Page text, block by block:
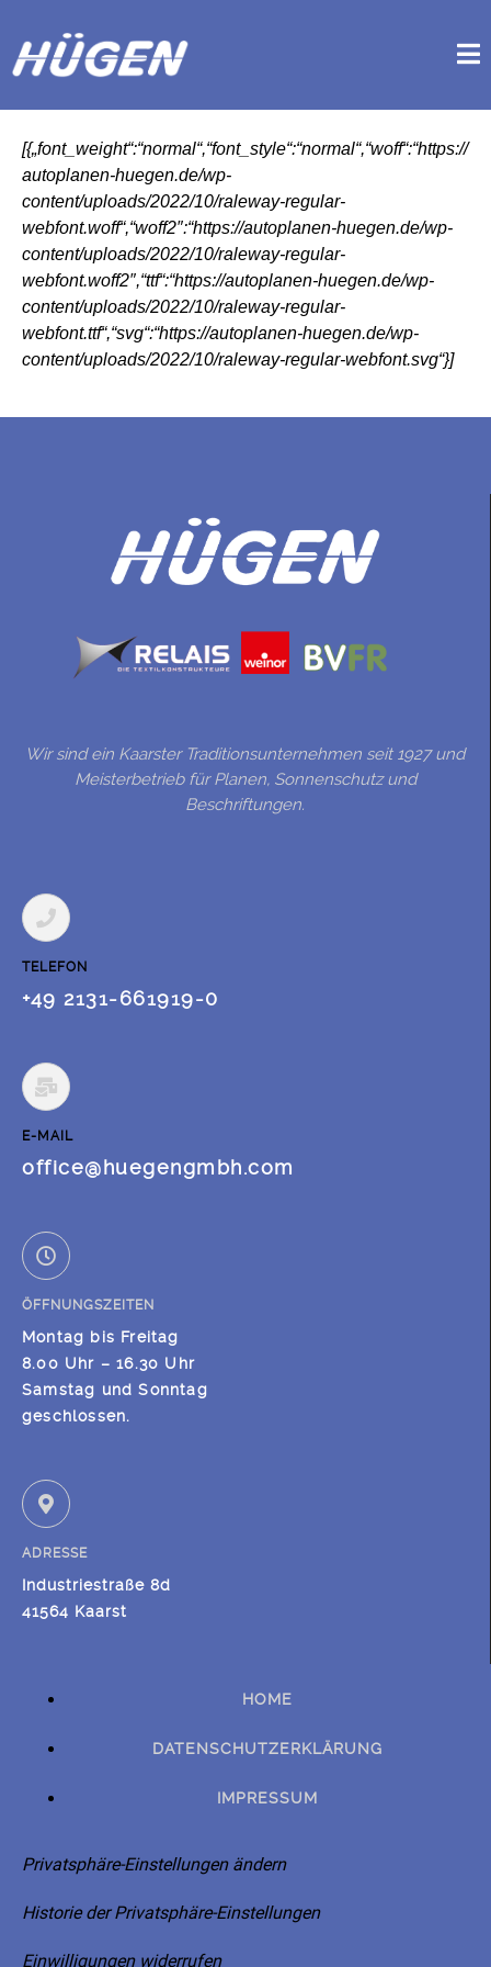
[{„font_weight“:“normal“,“font_style“:“normal“,“woff“:“https://
autoplanen-huegen.de/wp-
content/uploads/2022/10/raleway-regular-
webfont.woff“,“woff2″:“https://autoplanen-huegen.de/wp-
content/uploads/2022/10/raleway-regular-
webfont.woff2″,“ttf“:“https://autoplanen-huegen.de/wp-
content/uploads/2022/10/raleway-regular-
webfont.ttf“,“svg“:“https://autoplanen-huegen.de/wp-
content/uploads/2022/10/raleway-regular-webfont.svg“}]
Wir sind ein Kaarster Traditionsunternehmen seit 1927 und
Meisterbetrieb für Planen, Sonnenschutz und
Beschriftungen.
TELEFON
+49 2131-661919-0
E-MAIL
office@huegengmbh.com
ÖFFNUNGSZEITEN
Montag bis Freitag
8.00 Uhr – 16.30 Uhr
Samstag und Sonntag
geschlossen.
ADRESSE
Industriestraße 8d
41564 Kaarst
HOME
DATENSCHUTZERKLÄRUNG
IMPRESSUM
Privatsphäre-Einstellungen ändern
Historie der Privatsphäre-Einstellungen
Einwilligungen widerrufen